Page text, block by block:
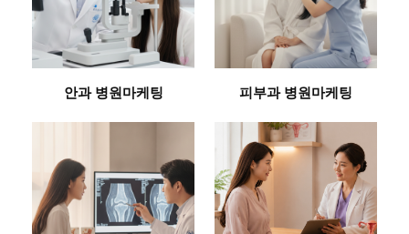
안과 병원마케팅 피부과 병원마케팅